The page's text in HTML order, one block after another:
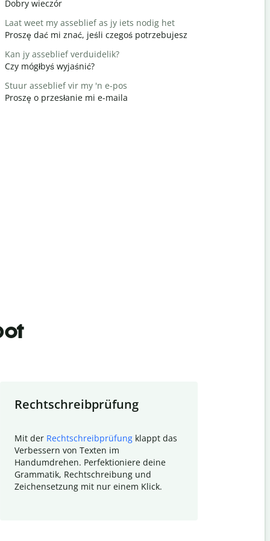
Dobry wieczór
Laat weet my asseblief as jy iets nodig het
Proszę dać mi znać, jeśli czegoś potrzebujesz
Kan jy asseblief verduidelik?
Czy mógłbyś wyjaśnić?
Stuur asseblief vir my 'n e-pos
Proszę o przesłanie mi e-maila
Rechtschreibprüfung
Mit der Rechtschreibprüfung klappt das
Verbessern von Texten im
Handumdrehen. Perfektioniere deine
Grammatik, Rechtschreibung und
Zeichensetzung mit nur einem Klick.